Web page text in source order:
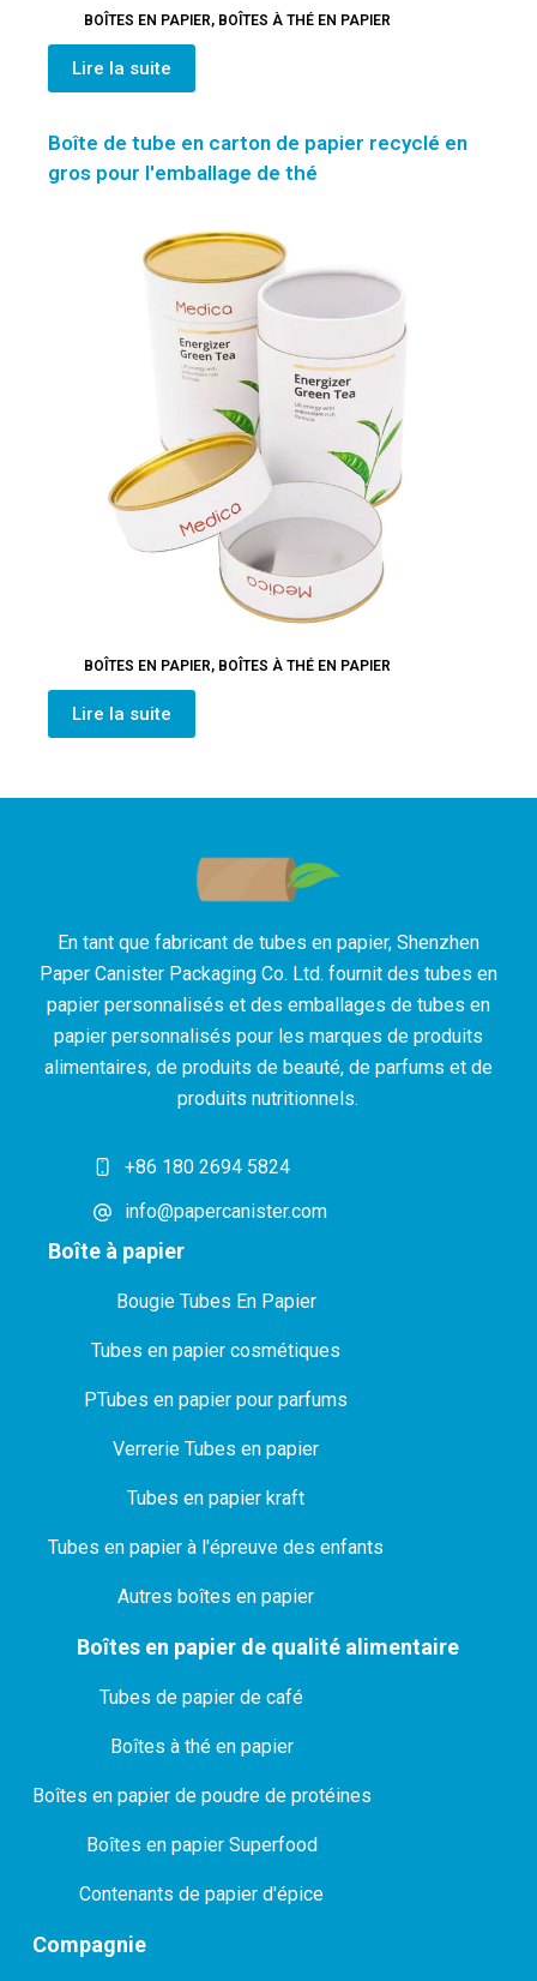
BOÎTES EN PAPIER, BOÎTES À THÉ EN PAPIER
Lire la suite
Boîte de tube en carton de papier recyclé en
gros pour l'emballage de thé
BOÎTES EN PAPIER, BOÎTES À THÉ EN PAPIER
Lire la suite
En tant que fabricant de tubes en papier, Shenzhen
Paper Canister Packaging Co. Ltd. fournit des tubes en
papier personnalisés et des emballages de tubes en
papier personnalisés pour les marques de produits
alimentaires, de produits de beauté, de parfums et de
produits nutritionnels.
+86 180 2694 5824
info@papercanister.com
Boîte à papier
Bougie Tubes En Papier
Tubes en papier cosmétiques
PTubes en papier pour parfums
Verrerie Tubes en papier
Tubes en papier kraft
Tubes en papier à l'épreuve des enfants
Autres boîtes en papier
Boîtes en papier de qualité alimentaire
Tubes de papier de café
Boîtes à thé en papier
Boîtes en papier de poudre de protéines
Boîtes en papier Superfood
Contenants de papier d'épice
Compagnie